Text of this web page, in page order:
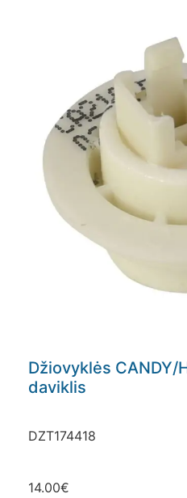
Džiovyklės CANDY/
daviklis
DZT174418
14.00€